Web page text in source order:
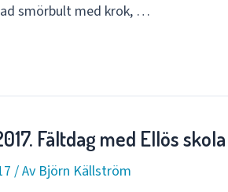
smörbult med krok, …
Fältdag med Ellös
/ Av Björn Källström